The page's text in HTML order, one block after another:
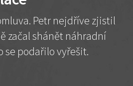
Petr nejdříve zjistil
začal shánět náhradní
se podařilo vyřešit.